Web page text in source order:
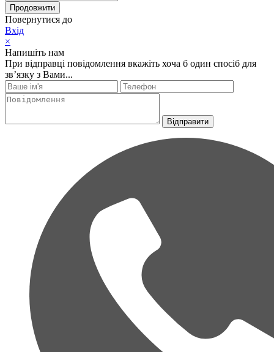
Продовжити
Повернутися до
Вхід
×
Напишіть нам
При відправці повідомлення вкажіть хоча б один спосіб для
зв’язку з Вами...
Відправити